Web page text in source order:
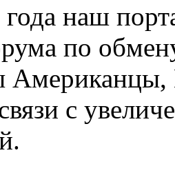
наш
по
с